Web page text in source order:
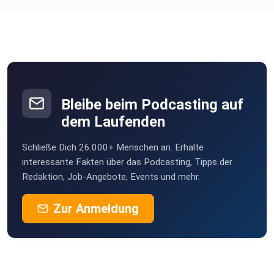
Teile den Podcast mit den Menschen, die genau jetzt Mut,
und Hoffnung brauchen.
Heute möchte ich dir noch einen ganz wundervollen
Podcast
vorstellen, von der lieben Franziska mit dem Podcast Lebe
Selbstvoll, Franziska interviewt Frauen zum Thema Krebs,
Bleibe beim Podcasting auf
dem Laufenden
Schließe Dich 26.000+ Menschen an. Erhalte
interessante Fakten über das Podcasting, Tipps der
Redaktion, Job-Angebote, Events und mehr.
Zur Anmeldung